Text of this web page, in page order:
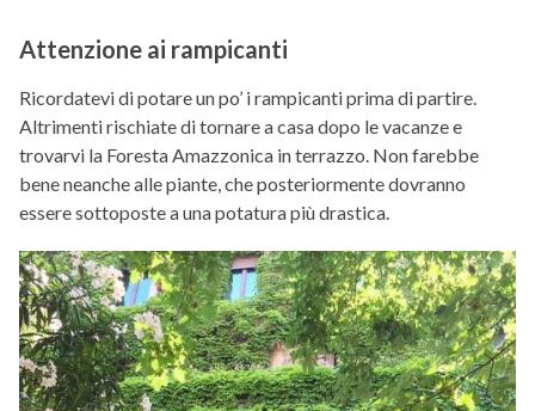
Attenzione ai rampicanti
Ricordatevi di potare un po’ i rampicanti prima di partire.
Altrimenti rischiate di tornare a casa dopo le vacanze e
trovarvi la Foresta Amazzonica in terrazzo. Non farebbe
bene neanche alle piante, che posteriormente dovranno
essere sottoposte a una potatura più drastica.